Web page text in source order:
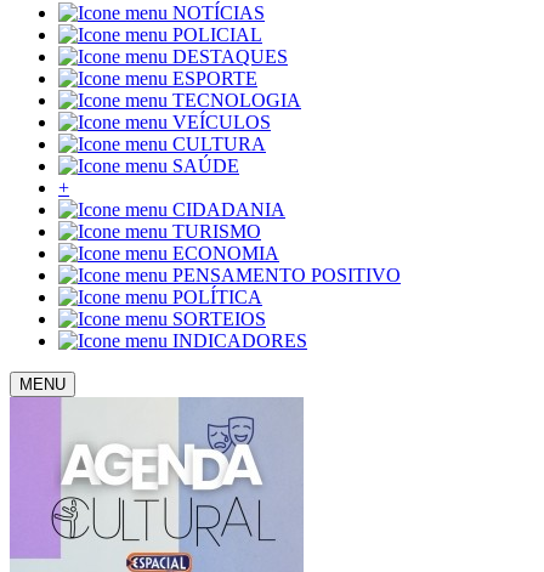
NOTÍCIAS
POLICIAL
DESTAQUES
ESPORTE
TECNOLOGIA
VEÍCULOS
CULTURA
SAÚDE
+
CIDADANIA
TURISMO
ECONOMIA
PENSAMENTO POSITIVO
POLÍTICA
SORTEIOS
INDICADORES
MENU